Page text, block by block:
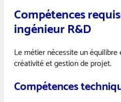
Compétences
ingénieur R&D
Le métier nécessite un
créativité et gestion de projet.
Compétences